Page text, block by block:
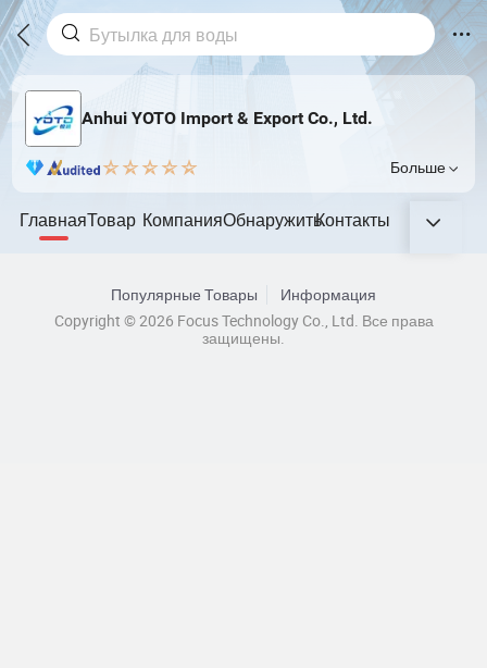
Anhui YOTO Import & Export Co., Ltd.
Больше
ГлавнаяТовар КомпанияОбнаружитьКонтакты
Популярные Товары
Информация
Copyright © 2026 Focus Technology Co., Ltd. Все права
защищены.